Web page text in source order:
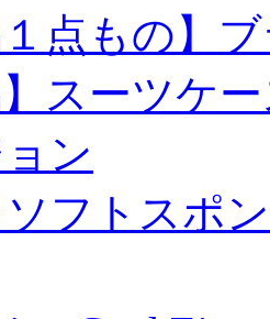
１点もの】
】スーツケ
ン
フトスポ